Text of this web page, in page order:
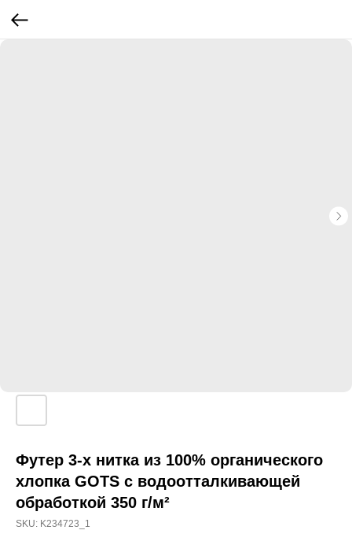
Футер 3‑х нитка из 100% органического
хлопка GOTS с водоотталкивающей
обработкой 350 г/м²
SKU: K234723_1